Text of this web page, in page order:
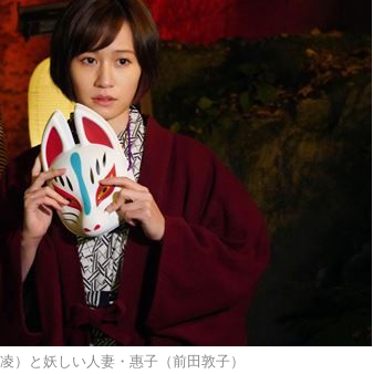
）と妖しい人妻・惠子（前田敦子）